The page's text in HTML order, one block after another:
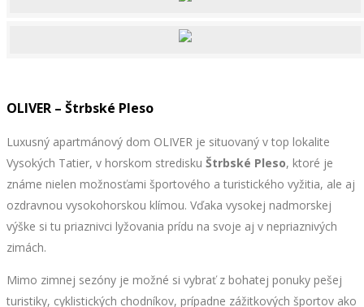
OLIVER – Štrbské Pleso
Luxusný apartmánový dom OLIVER je situovaný v top lokalite
Vysokých Tatier, v horskom stredisku Štrbské Pleso, ktoré je
známe nielen možnosťami športového a turistického vyžitia, ale aj
ozdravnou vysokohorskou klímou. Vďaka vysokej nadmorskej
výške si tu priaznivci lyžovania prídu na svoje aj v nepriaznivých
zimách.
Mimo zimnej sezóny je možné si vybrať z bohatej ponuky pešej
turistiky, cyklistických chodníkov, prípadne zážitkových športov ako